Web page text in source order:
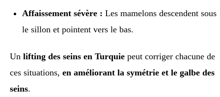
Affaissement sévère : Les mamelons descendent sous
le sillon et pointent vers le bas.
Un lifting des seins en Turquie peut corriger chacune de
ces situations, en améliorant la symétrie et le galbe des
seins.